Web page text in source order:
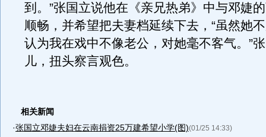
到。”张国立说他在《亲兄热弟》中与邓婕
顺畅，并希望把夫妻档延续下去，“虽然她
认为我在戏中不像老公，对她毫不客气。”
儿，扭头察言观色。
相关新闻
·张国立邓婕夫妇在云南捐资25万建希望小学(图)(01/25 14:33)